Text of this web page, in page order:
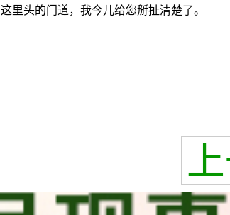
这里头的门道，我今儿给您掰扯清楚了。